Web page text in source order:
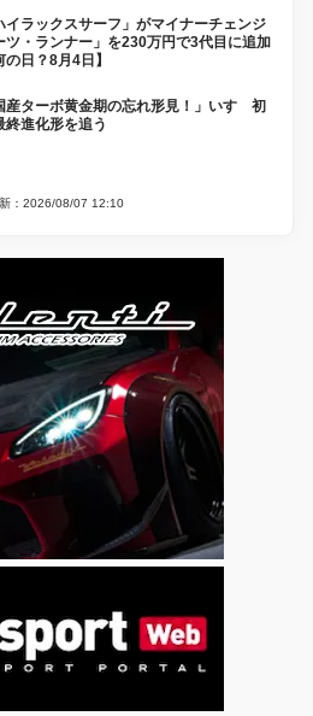
イラックスサーフ」がマイナーチェンジ
ツ・ランナー」を230万円で3代目に追加
の日？8月4日】
産ターボ黄金期の忘れ形見！」いすゞ初
終進化形を追う
：2026/08/07 12:10